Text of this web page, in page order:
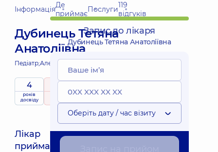
ІнформаціяДе
приймаєПослуги119
відгуків
Дубинець Тетяна
Анатоліївна
Педіатр;Алерголог дитячий;
4
років
досвіду
рейтингна підставі
приймає
Лікар
приймає
Запис до лікаря
Дубинець Тетяна Анатоліївна
Оберіть дату / час візиту